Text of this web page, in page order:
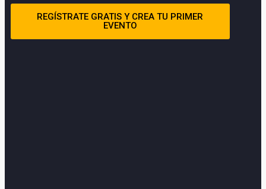
REGÍSTRATE GRATIS Y CREA TU PRIMER
EVENTO